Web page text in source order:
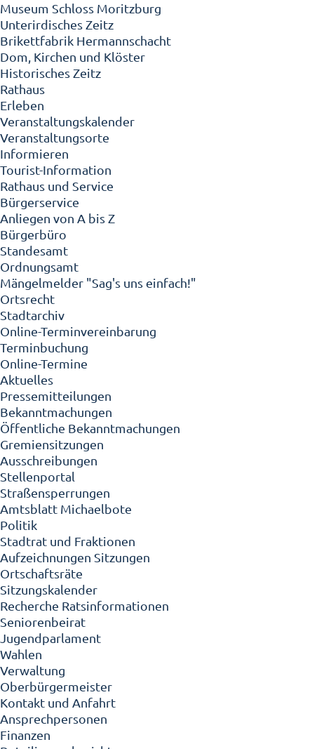
Museum Schloss Moritzburg
Unterirdisches Zeitz
Brikettfabrik Hermannschacht
Dom, Kirchen und Klöster
Historisches Zeitz
Rathaus
Erleben
Veranstaltungskalender
Veranstaltungsorte
Informieren
Tourist-Information
Rathaus und Service
Bürgerservice
Anliegen von A bis Z
Bürgerbüro
Standesamt
Ordnungsamt
Mängelmelder "Sag's uns einfach!"
Ortsrecht
Stadtarchiv
Online-Terminvereinbarung
Terminbuchung
Online-Termine
Aktuelles
Pressemitteilungen
Bekanntmachungen
Öffentliche Bekanntmachungen
Gremiensitzungen
Ausschreibungen
Stellenportal
Straßensperrungen
Amtsblatt Michaelbote
Politik
Stadtrat und Fraktionen
Aufzeichnungen Sitzungen
Ortschaftsräte
Sitzungskalender
Recherche Ratsinformationen
Seniorenbeirat
Jugendparlament
Wahlen
Verwaltung
Oberbürgermeister
Kontakt und Anfahrt
Ansprechpersonen
Finanzen